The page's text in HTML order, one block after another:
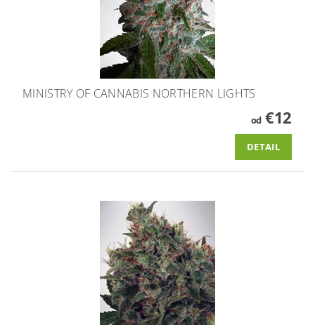
MINISTRY OF CANNABIS NORTHERN LIGHTS
od€12
DETAIL